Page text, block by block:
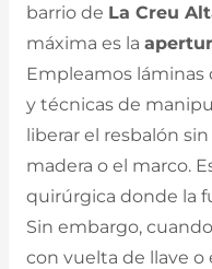
barrio de La Creu
máxima es la
Empleamos láminas
y técnicas de
liberar el resbalón
madera o el marco.
quirúrgica donde la
Sin embargo,
con vuelta de llave o